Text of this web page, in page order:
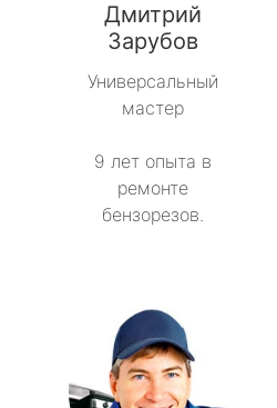
Дмитрий
Зарубов
Универсальный
мастер
9 лет опыта в
ремонте
бензорезов.